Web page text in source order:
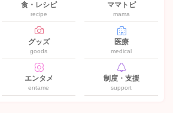
食・レシピ
recipe
ママトピ
mama
グッズ
goods
医療
medical
エンタメ
entame
制度・支援
support